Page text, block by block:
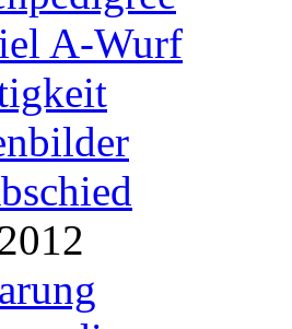
A-Wurf